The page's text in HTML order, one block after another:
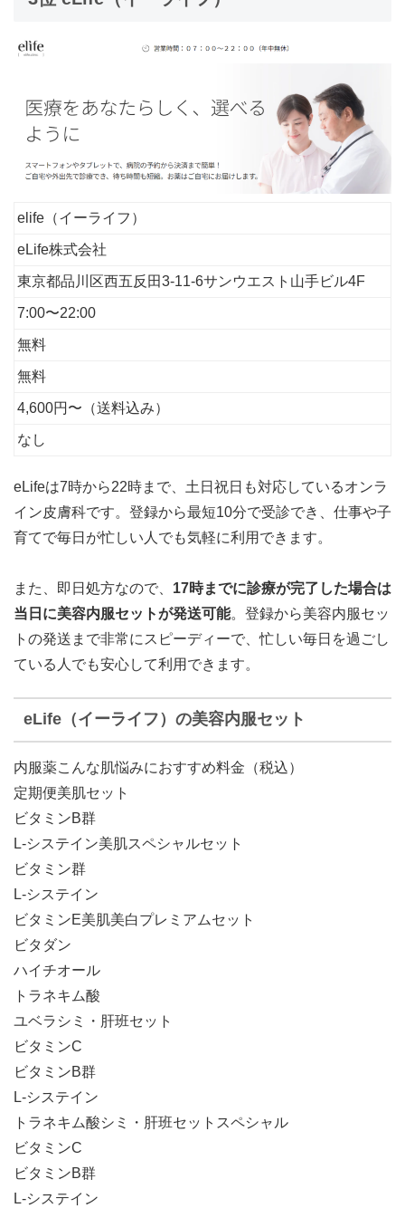
elife（イーライフ）
eLife株式会社
東京都品川区西五反田3-11-6サンウエスト山手ビル4F
7:00〜22:00
無料
無料
4,600円〜（送料込み）
なし
eLifeは7時から22時まで、土日祝日も対応しているオンラ
イン皮膚科です。登録から最短10分で受診でき、仕事や子
育てで毎日が忙しい人でも気軽に利用できます。
また、即日処方なので、 17時までに診療が完了した場合は
当日に美容内服セットが発送可能。登録から美容内服セッ
トの発送まで非常にスピーディーで、忙しい毎日を過ごし
ている人でも安心して利用できます。
eLife（イーライフ）の美容内服セット
内服薬こんな肌悩みにおすすめ料金（税込）
定期便美肌セット
ビタミンB群
L-システイン美肌スペシャルセット
ビタミン群
L-システイン
ビタミンE美肌美白プレミアムセット
ビタダン
ハイチオール
トラネキム酸
ユベラシミ・肝班セット
ビタミンC
ビタミンB群
L-システイン
トラネキム酸シミ・肝班セットスペシャル
ビタミンC
ビタミンB群
L-システイン